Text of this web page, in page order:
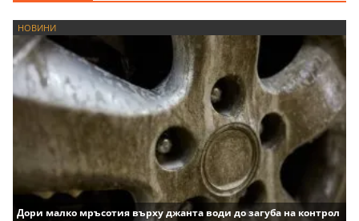
НОВИНИ
Дори малко мръсотия върху джанта води до загуба на контрол